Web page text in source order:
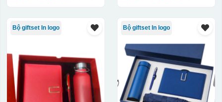
Bộ giftset In logo Bộ giftset In logo